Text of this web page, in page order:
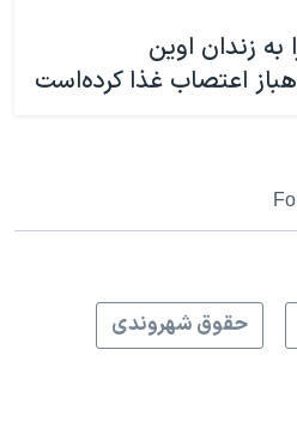
به زندان اوین
اعتصاب غذا کرده‌است
حقوق شهروندی